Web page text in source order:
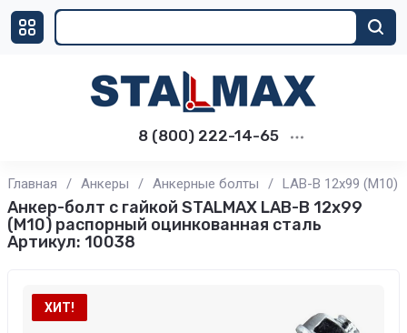
8 (800) 222-14-65
Главная / Анкеры / Анкерные болты / LAB-B 12х99 (М10)
Анкер-болт с гайкой STALMAX LAB-B 12х99
(М10) распорный оцинкованная сталь
Артикул: 10038
ХИТ!